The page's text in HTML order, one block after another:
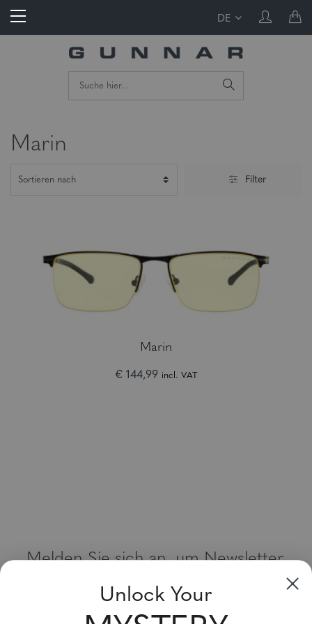
DE
Marin
Filter
Marin
€ 144,99 incl. VAT
Melden Sie sich an, um Newsletter,
Sonderangebote und Gutscheine zu
erhalten
Bitte geben Sie Ihre E-Mail Adresse ein und abonnieren Sie!
Unlock Your